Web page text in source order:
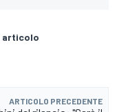
articolo
ARTICOLO PRECEDENTE